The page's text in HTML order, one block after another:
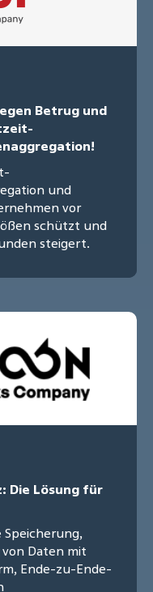
Betrug und
und
vor
schützt und
steigert.
Die Lösung für
Speicherung,
Daten mit
Ende-zu-Ende-